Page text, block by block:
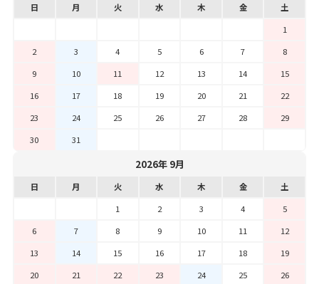
日 月 火 水 木 金
土
1
2
3 4 5 6 7
8
9
10 11 12 13 14
15
16
17 18 19 20 21
22
23
24 25 26 27 28
29
30
31
2026年 9月
日 月 火 水 木 金
土
1
2 3 4
5
6
7 8 9 10 11
12
13
14 15 16 17 18
19
20
21 22 23 24 25
26